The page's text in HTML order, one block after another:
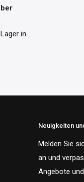
in
Neuigkeiten
Melden Sie
an und
Angebote